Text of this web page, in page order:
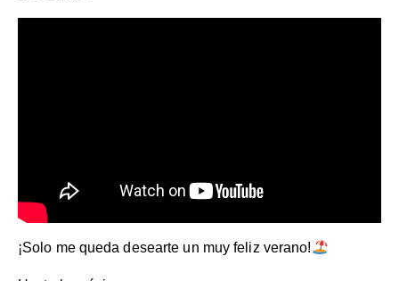
¡Solo me queda desearte un muy feliz verano!